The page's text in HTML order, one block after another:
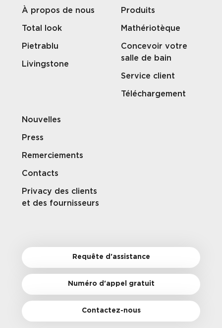
À propos de nous
Total look
Pietrablu
Livingstone
Produits
Mathériotèque
Concevoir votre
salle de bain
Service client
Téléchargement
Nouvelles
Press
Remerciements
Contacts
Privacy des clients
et des fournisseurs
Requête d'assistance
Numéro d'appel gratuit
Contactez-nous